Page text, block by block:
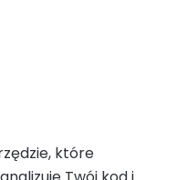
które